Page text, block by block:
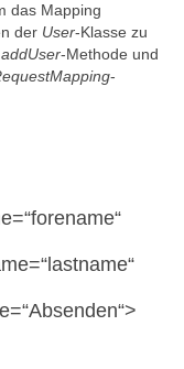
das Mapping
der User-Klasse zu
addUser-Methode und
-